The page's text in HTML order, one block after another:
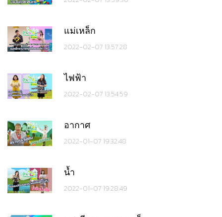
แม่เหล็ก
2022-02-07 13:57:28
ไฟฟ้า
2022-02-07 13:54:59
อากาศ
2022-01-07 19:32:48
น้ำ
2022-01-07 19:28:49